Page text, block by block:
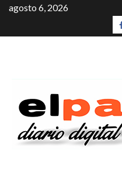
agosto 6, 2026